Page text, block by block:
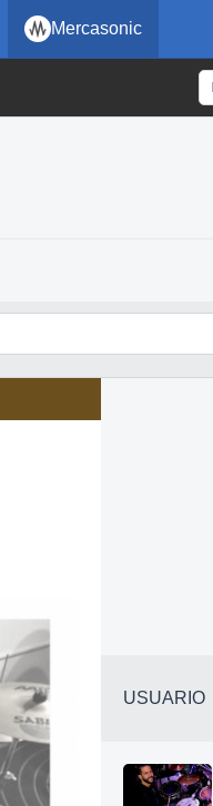
Mercasonic
USUARIO